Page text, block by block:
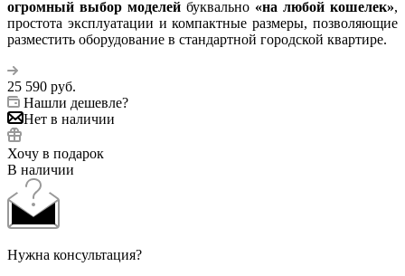
огромный выбор моделей буквально «на любой кошелек»,
простота эксплуатации и компактные размеры, позволяющие
разместить оборудование в стандартной городской квартире.
25 590 руб.
Нашли дешевле?
Нет в наличии
Хочу в подарок
В наличии
Нужна консультация?